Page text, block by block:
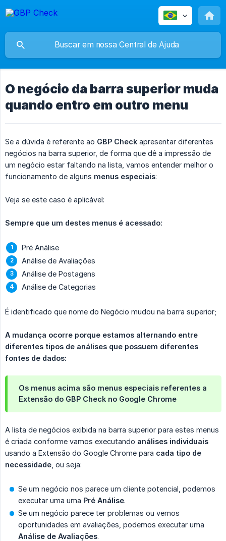
O negócio da barra superior muda
quando entro em outro menu
Se a dúvida é referente ao GBP Check apresentar diferentes
negócios na barra superior, de forma que dê a impressão de
um negócio estar faltando na lista, vamos entender melhor o
funcionamento de alguns menus especiais:
Veja se este caso é aplicável:
Sempre que um destes menus é acessado:
Pré Análise
Análise de Avaliações
Análise de Postagens
Análise de Categorias
É identificado que nome do Negócio mudou na barra superior;
A mudança ocorre porque estamos alternando entre
diferentes tipos de análises que possuem diferentes
fontes de dados:
Os menus acima são menus especiais referentes a
Extensão do GBP Check no Google Chrome
A lista de negócios exibida na barra superior para estes menus
é criada conforme vamos executando análises individuais
usando a Extensão do Google Chrome para cada tipo de
necessidade , ou seja:
Se um negócio nos parece um cliente potencial, podemos
executar uma uma Pré Análise.
Se um negócio parece ter problemas ou vemos
oportunidades em avaliações, podemos executar uma
Análise de Avaliações.